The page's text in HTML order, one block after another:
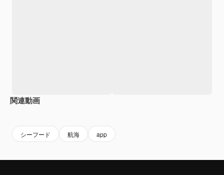
関連動画
シーフード 航海 app